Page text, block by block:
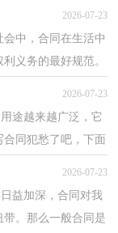
2026-07-23
中，合同在生活中
义务的最好规范。
2026-07-23
途越来越广泛，它
同犯愁了吧，下面
鉴，希...
2026-07-23
益加深，合同对我
。那么一般合同是